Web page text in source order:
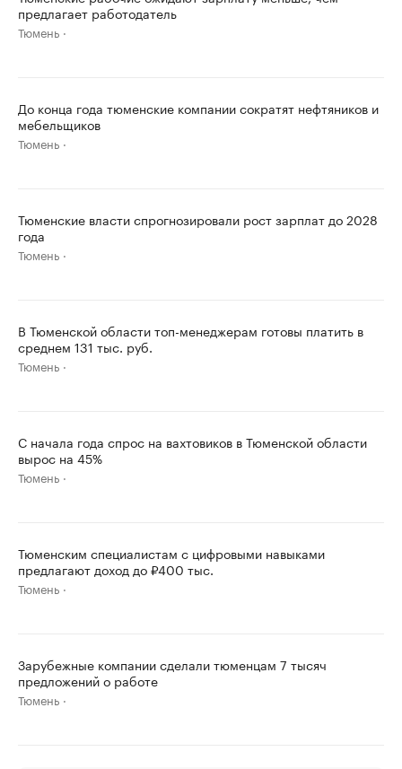
предлагает работодатель
Тюмень
До конца года тюменские компании сократят нефтяников и
мебельщиков
Тюмень
Тюменские власти спрогнозировали рост зарплат до 2028
года
Тюмень
В Тюменской области топ-менеджерам готовы платить в
среднем 131 тыс. руб.
Тюмень
С начала года спрос на вахтовиков в Тюменской области
вырос на 45%
Тюмень
Тюменским специалистам с цифровыми навыками
предлагают доход до ₽400 тыс.
Тюмень
Зарубежные компании сделали тюменцам 7 тысяч
предложений о работе
Тюмень